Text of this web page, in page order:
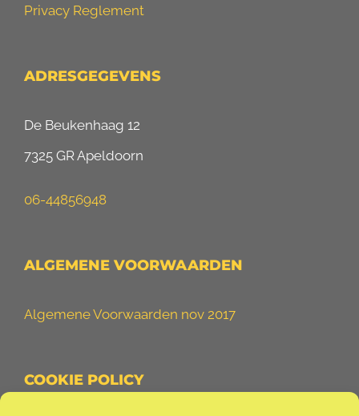
Privacy Reglement
ADRESGEGEVENS
De Beukenhaag 12
7325 GR Apeldoorn
06-44856948
ALGEMENE VOORWAARDEN
Algemene Voorwaarden nov 2017
COOKIE POLICY